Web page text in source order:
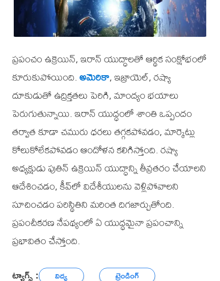
ప్రపంచం ఉక్రెయిన్, ఇరాన్ యుద్ధాలతో ఆర్థిక సంక్షోభంలో
కూరుకుపోయింది.అమెరికా, ఇజ్రాయెల్, రష్యా
దూకుడుతో ఉద్రిక్తతలు పెరిగి, మాంద్యం భయాలు
పెరుగుతున్నాయి. ఇరాన్ యుద్ధంలో శాంతి ఒప్పందం
తర్వాత కూడా చమురు ధరలు తగ్గకపోవడం, మార్కెట్లు
కోలుకోలేకపోవడం ఆందోళన కలిగిస్తోంది. రష్యా
అధ్యక్షుడు పుతిన్ ఉక్రెయిన్ యుద్ధాన్ని తీవ్రతరం చేయాలని
ఆదేశించడం, కీవ్‌లో విదేశీయులను వెళ్లిపోవాలని
సూచించడం పరిస్థితిని మరింత దిగజార్చుతోంది.
ప్రపంచీకరణ నేపథ్యంలో ఏ యుద్ధమైనా ప్రపంచాన్ని
ప్రభావితం చేస్తోంది.
ట్యాగ్స్ : విద్య ట్రెండింగ్